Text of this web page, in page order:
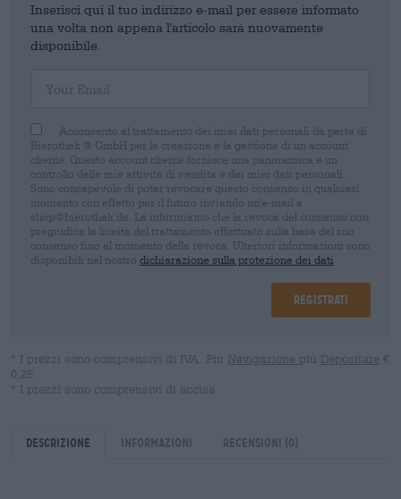
Inserisci qui il tuo indirizzo e-mail per essere informato
una volta non appena l'articolo sarà nuovamente
disponibile.
Acconsento al trattamento dei miei dati personali da parte di
Bierothek ® GmbH per la creazione e la gestione di un account
cliente. Questo account cliente fornisce una panoramica e un
controllo delle mie attività di vendita e dei miei dati personali.
Sono consapevole di poter revocare questo consenso in qualsiasi
momento con effetto per il futuro inviando un'e-mail a
shop@bierothek.de. La informiamo che la revoca del consenso non
pregiudica la liceità del trattamento effettuato sulla base del suo
consenso fino al momento della revoca. Ulteriori informazioni sono
disponibili nel nostro dichiarazione sulla protezione dei dati
Registrati
* I prezzi sono comprensivi di IVA. Più Navigazione più Depositare €
0,25
* I prezzi sono comprensivi di accisa
Descrizione Informazioni Recensioni (0)